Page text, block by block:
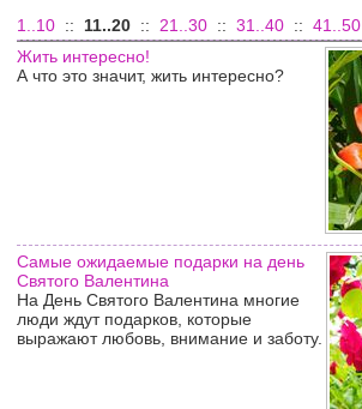
1..10 :: 11..20 :: 21..30 :: 31..40 :: 41..50
Жить интересно!
А что это значит, жить интересно?
Самые ожидаемые подарки на день
Святого Валентина
На День Святого Валентина многие
люди ждут подарков, которые
выражают любовь, внимание и заботу.